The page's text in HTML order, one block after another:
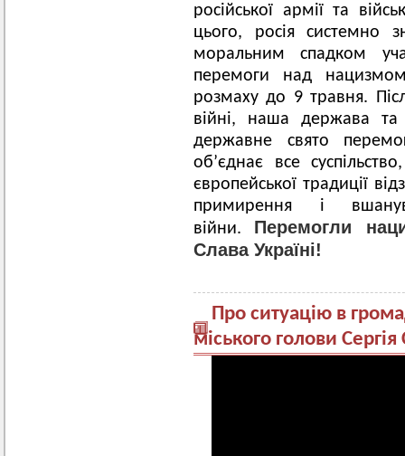
російської армії та
цього, росія системно
моральним спадком
перемоги над
розмаху до 9 травня.
війні, наша держава та
державне свято
об’єднає все
європейської традиції
примирення і
війни. Перемогли
Слава Україні!
Про ситуацію в
міського голови